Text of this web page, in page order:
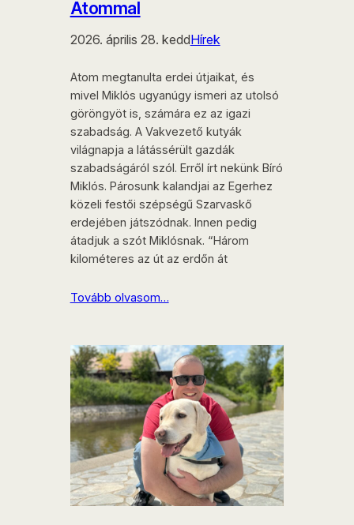
Atommal
2026. április 28. keddHírek
Atom megtanulta erdei útjaikat, és
mivel Miklós ugyanúgy ismeri az utolsó
göröngyöt is, számára ez az igazi
szabadság. A Vakvezető kutyák
világnapja a látássérült gazdák
szabadságáról szól. Erről írt nekünk Bíró
Miklós. Párosunk kalandjai az Egerhez
közeli festői szépségű Szarvaskő
erdejében játszódnak. Innen pedig
átadjuk a szót Miklósnak. “Három
kilométeres az út az erdőn át
Tovább olvasom…